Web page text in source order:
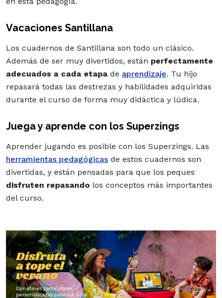
Vacaciones Santillana
Los cuadernos de Santillana son todo un clásico.
Además de ser muy divertidos, están perfectamente
adecuados a cada etapa de aprendizaje. Tu hijo
repasará todas las destrezas y habilidades adquiridas
durante el curso de forma muy didáctica y lúdica.
Juega y aprende con los Superzings
Aprender jugando es posible con los Superzings. Las
herramientas pedagógicas de estos cuadernos son
divertidas, y están pensadas para que los peques
disfruten repasando los conceptos más importantes
del curso.